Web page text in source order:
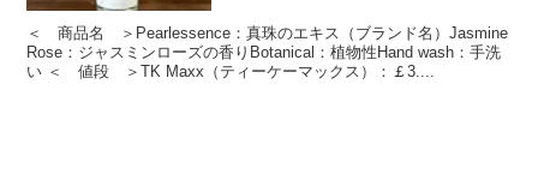
＜ 商品名 ＞Pearlessence：真珠のエキス（ブランド名）Jasmine
Rose：ジャスミンローズの香りBotanical：植物性Hand wash：手洗
い ＜ 値段 ＞TK Maxx（ティーケーマックス）：￡3....